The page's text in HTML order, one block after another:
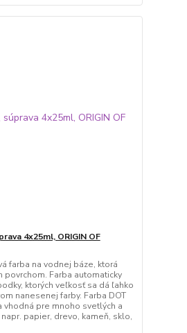
4x25ml, ORIGIN OF
farba na vodnej báze, ktorá
povrchom. Farba automaticky
ktorých veľkosť sa dá ľahko
nanesenej farby. Farba DOT
vhodná pre mnoho svetlých a
papier, drevo, kameň, sklo,